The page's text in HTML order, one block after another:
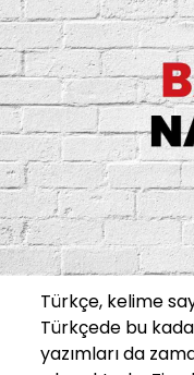
Türkçe, kelime
Türkçede bu
yazımları da